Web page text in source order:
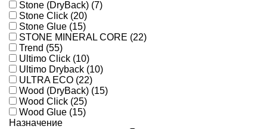
Stone (DryBack) (7)
Stone Click (20)
Stone Glue (15)
STONE MINERAL CORE (22)
Trend (55)
Ultimo Click (10)
Ultimo Dryback (10)
ULTRA ECO (22)
Wood (DryBack) (15)
Wood Click (25)
Wood Glue (15)
Назначение